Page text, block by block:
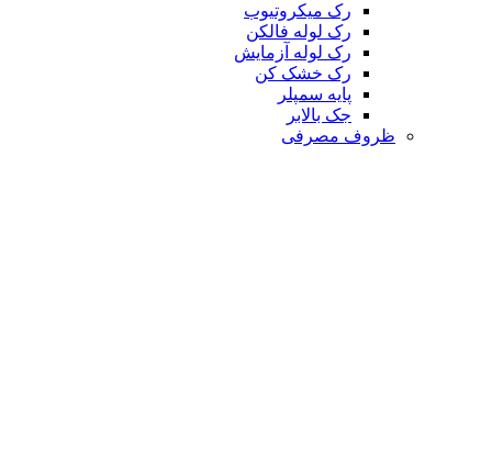
رک میکروتیوب
رک لوله فالکن
رک لوله آزمایش
رک خشک کن
پایه سمپلر
جک بالابر
ظروف مصرفی